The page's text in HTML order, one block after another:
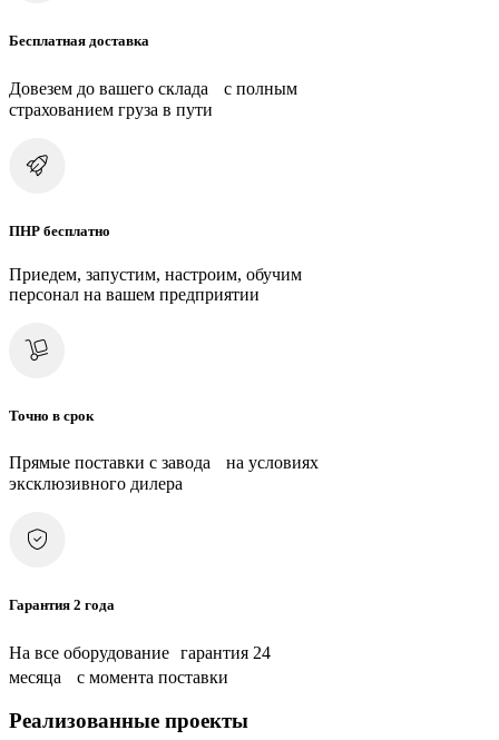
Бесплатная доставка
Довезем до вашего склада с полным
страхованием груза в пути
ПНР бесплатно
Приедем, запустим, настроим, обучим
персонал на вашем предприятии
Точно в срок
Прямые поставки с завода на условиях
эксклюзивного дилера
Гарантия 2 года
На все оборудование гарантия 24
месяца с момента поставки
Реализованные проекты